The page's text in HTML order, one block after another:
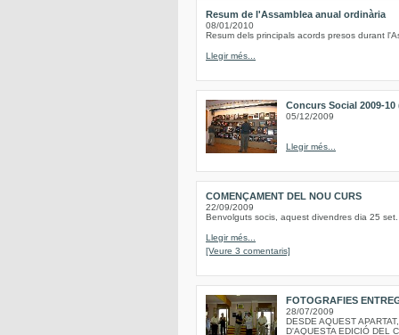
Resum de l'Assamblea anual ordinària
08/01/2010
Resum dels principals acords presos durant
Llegir més...
Concurs Social 2009-
05/12/2009
Llegir més...
COMENÇAMENT DEL NOU CURS
22/09/2009
Benvolguts socis, aquest divendres dia 25
Llegir més...
[Veure 3 comentaris]
FOTOGRAFIES
28/07/2009
DESDE AQUEST
D'AQUESTA EDICIÓ DEL